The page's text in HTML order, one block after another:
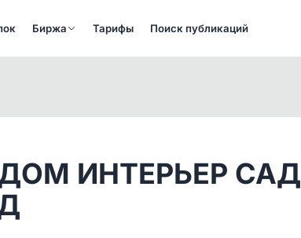
Биржа Тарифы Поиск публикаций
ДОМ ИНТЕРЬЕР САД